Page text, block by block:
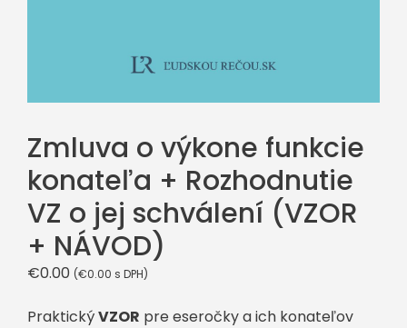
Zmluva o výkone funkcie
konateľa + Rozhodnutie
VZ o jej schválení (VZOR
+ NÁVOD)
€0.00 (€0.00 s DPH)
PraktickýVZOR pre eseročky a ich konateľov